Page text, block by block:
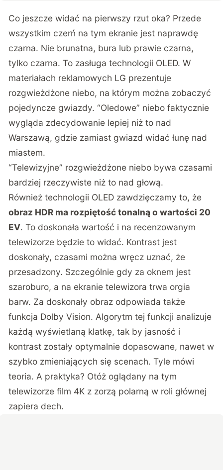
Co jeszcze widać na pierwszy rzut oka? Przede
wszystkim czerń na tym ekranie jest naprawdę
czarna. Nie brunatna, bura lub prawie czarna,
tylko czarna. To zasługa technologii OLED. W
materiałach reklamowych LG prezentuje
rozgwieżdżone niebo, na którym można zobaczyć
pojedyncze gwiazdy. “Oledowe” niebo faktycznie
wygląda zdecydowanie lepiej niż to nad
Warszawą, gdzie zamiast gwiazd widać łunę nad
miastem.
“Telewizyjne” rozgwieżdżone niebo bywa czasami
bardziej rzeczywiste niż to nad głową.
Również technologii OLED zawdzięczamy to, że
obraz HDR ma rozpiętość tonalną o wartości 20
EV. To doskonała wartość i na recenzowanym
telewizorze będzie to widać. Kontrast jest
doskonały, czasami można wręcz uznać, że
przesadzony. Szczególnie gdy za oknem jest
szaroburo, a na ekranie telewizora trwa orgia
barw. Za doskonały obraz odpowiada także
funkcja Dolby Vision. Algorytm tej funkcji analizuje
każdą wyświetlaną klatkę, tak by jasność i
kontrast zostały optymalnie dopasowane, nawet w
szybko zmieniających się scenach. Tyle mówi
teoria. A praktyka? Otóż oglądany na tym
telewizorze film 4K z zorzą polarną w roli głównej
zapiera dech.